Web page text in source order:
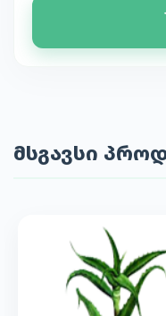
მსგავსი